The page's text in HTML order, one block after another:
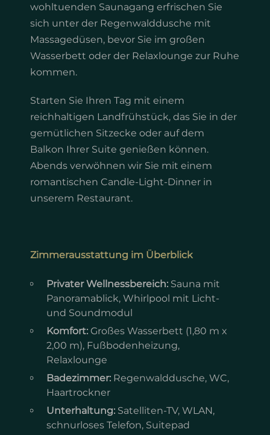
wohltuenden Saunagang erfrischen Sie
sich unter der Regenwalddusche mit
Massagedüsen, bevor Sie im großen
Wasserbett oder der Relaxlounge zur Ruhe
kommen.
Starten Sie Ihren Tag mit einem
reichhaltigen Landfrühstück, das Sie in der
gemütlichen Sitzecke oder auf dem
Balkon Ihrer Suite genießen können.
Abends verwöhnen wir Sie mit einem
romantischen Candle-Light-Dinner in
unserem Restaurant.
Zimmerausstattung im Überblick
Privater Wellnessbereich: Sauna mit
Panoramablick, Whirlpool mit Licht-
und Soundmodul
Komfort: Großes Wasserbett (1,80 m x
2,00 m), Fußbodenheizung,
Relaxlounge
Badezimmer: Regenwalddusche, WC,
Haartrockner
Unterhaltung: Satelliten-TV, WLAN,
schnurloses Telefon, Suitepad